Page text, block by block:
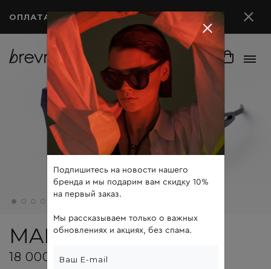
ОПЛАТА ПОСЛЕ ПРИМЕРКИ
MAD
18 000 ₽
Подпишитесь на новости нашего
бренда и мы подарим вам скидку 10%
на первый заказ.
Мы рассказываем только о важных
обновлениях и акциях, без спама.